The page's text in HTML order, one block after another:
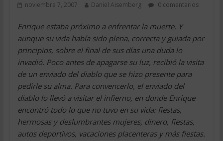
noviembre 7, 2007 Daniel Aisemberg 0 comentarios
Enrique estaba próximo a enfrentar la muerte. Y
aunque su vida había sido plena, correcta y guiada por
principios, sobre el final de sus días una duda lo
invadió. Poco antes de apagarse su luz, recibió la visita
de un enviado del diablo que se hizo presente para
pedirle su alma. Para convencerlo, el enviado del
diablo lo llevó a visitar el infierno, en donde Enrique
encontró todo lo que no tuvo en su vida: fiestas,
hermosas y deslumbrantes mujeres, dinero, fiestas,
autos deportivos, vacaciones placenteras y más fiestas.